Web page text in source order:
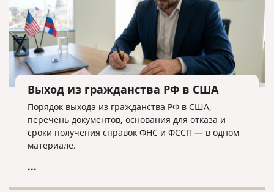
Выход из гражданства РФ в США
Порядок выхода из гражданства РФ в США,
перечень документов, основания для отказа и
сроки получения справок ФНС и ФССП — в одном
материале.
...